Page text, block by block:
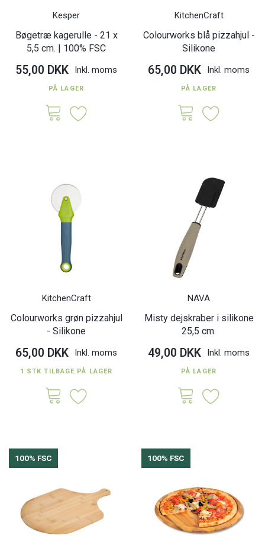
Kesper
Bøgetræ kagerulle - 21 x
5,5 cm. | 100% FSC
55,00 DKK Inkl. moms
PÅ LAGER
KitchenCraft
Colourworks blå pizzahjul -
Silikone
65,00 DKK Inkl. moms
PÅ LAGER
KitchenCraft
Colourworks grøn pizzahjul
- Silikone
65,00 DKK Inkl. moms
1 STK TILBAGE PÅ LAGER
NAVA
Misty dejskraber i silikone
25,5 cm.
49,00 DKK Inkl. moms
PÅ LAGER
100% FSC 100% FSC